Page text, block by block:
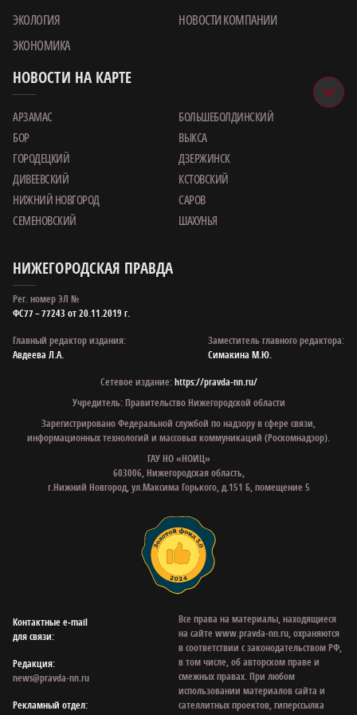
ЭКОЛОГИЯ
НОВОСТИ КОМПАНИИ
ЭКОНОМИКА
НОВОСТИ НА КАРТЕ
АРЗАМАС
БОЛЬШЕБОЛДИНСКИЙ
БОР
ВЫКСА
ГОРОДЕЦКИЙ
ДЗЕРЖИНСК
ДИВЕЕВСКИЙ
КСТОВСКИЙ
НИЖНИЙ НОВГОРОД
САРОВ
СЕМЕНОВСКИЙ
ШАХУНЬЯ
НИЖЕГОРОДСКАЯ ПРАВДА
Рег. номер ЭЛ №
ФС77 – 77243 от 20.11.2019 г.
Главный редактор издания:
Авдеева Л.А.
Заместитель главного редактора:
Симакина М.Ю.
Сетевое издание:https://pravda-nn.ru/
Учредитель: Правительство Нижегородской области
Зарегистрировано Федеральной службой по надзору в сфере связи,
информационных технологий и массовых коммуникаций (Роскомнадзор).
ГАУ НО «НОИЦ»
603006, Нижегородская область,
г.Нижний Новгород, ул.Максима Горького, д.151 Б, помещение 5
Контактные e‑mail
для связи:
Редакция:
news@pravda-nn.ru
Рекламный отдел:
Все права на материалы, находящиеся
на сайте www.pravda-nn.ru, охраняются
в соответствии с законодательством РФ,
в том числе, об авторском праве и
смежных правах. При любом
использовании материалов сайта и
сателлитных проектов, гиперссылка